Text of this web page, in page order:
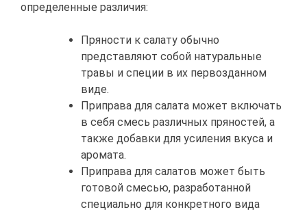
определенные различия:
Пряности к салату обычно
представляют собой натуральные
травы и специи в их первозданном
виде.
Приправа для салата может включать
в себя смесь различных пряностей, а
также добавки для усиления вкуса и
аромата.
Приправа для салатов может быть
готовой смесью, разработанной
специально для конкретного вида